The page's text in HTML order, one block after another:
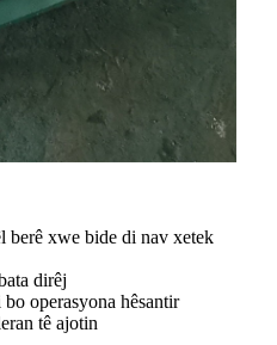
berê xwe bide di nav xetek
dirêj
operasyona hêsantir
tê ajotin